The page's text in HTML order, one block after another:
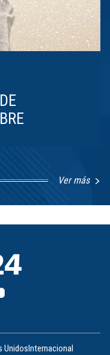
Ver más
UnidosInternacional